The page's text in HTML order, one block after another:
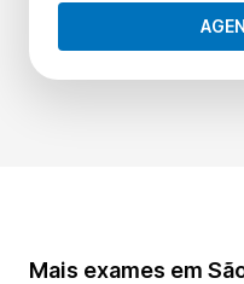
Mais exames em